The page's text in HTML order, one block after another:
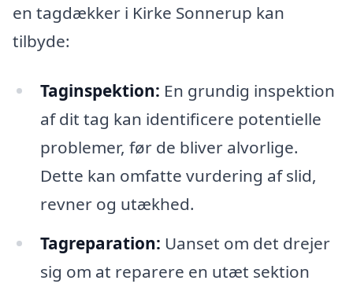
en tagdækker i Kirke Sonnerup kan
tilbyde:
Taginspektion: En grundig inspektion
af dit tag kan identificere potentielle
problemer, før de bliver alvorlige.
Dette kan omfatte vurdering af slid,
revner og utækhed.
Tagreparation: Uanset om det drejer
sig om at reparere en utæt sektion